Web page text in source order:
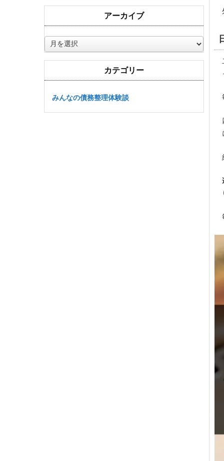
アーカイブ
ー
カ
ブ
カテゴリー
みんなの債務整理体験談